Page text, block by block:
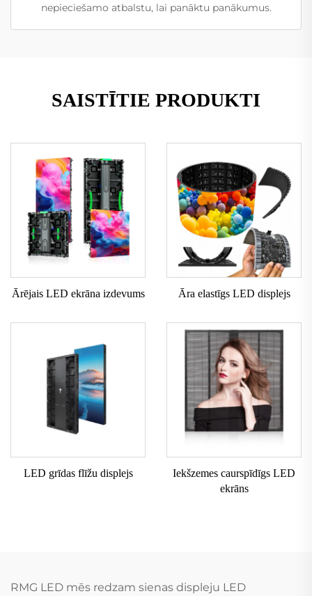
nepieciešamo atbalstu, lai panāktu panākumus.
SAISTĪTIE PRODUKTI
Ārējais LED ekrāna izdevums Āra elastīgs LED displejs
LED grīdas flīžu displejs
Iekšzemes caurspīdīgs LED
ekrāns
RMG LED mēs redzam sienas displeju LED